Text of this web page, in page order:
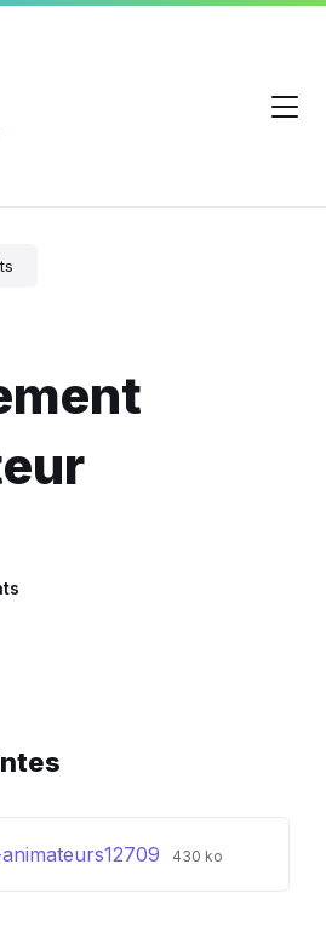
Extension
Taille
430 ko